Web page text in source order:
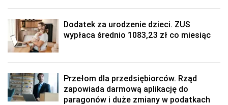
Dodatek za urodzenie dzieci. ZUS
wypłaca średnio 1083,23 zł co miesiąc
Przełom dla przedsiębiorców. Rząd
zapowiada darmową aplikację do
paragonów i duże zmiany w podatkach